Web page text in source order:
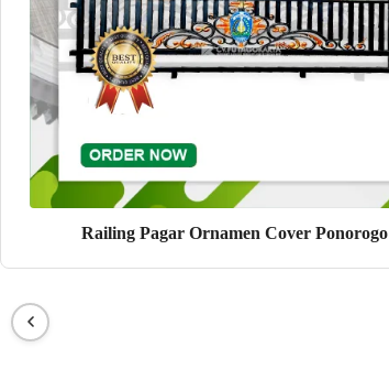
Railing Pagar Ornamen Cover Ponorogo